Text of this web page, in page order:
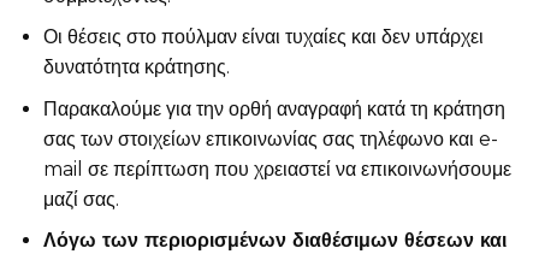
Οι θέσεις στο πούλμαν είναι τυχαίες και δεν υπάρχει
δυνατότητα κράτησης.
Παρακαλούμε για την ορθή αναγραφή κατά τη κράτηση
σας των στοιχείων επικοινωνίας σας τηλέφωνο και e-
mail σε περίπτωση που χρειαστεί να επικοινωνήσουμε
μαζί σας.
Λόγω των περιορισμένων διαθέσιμων θέσεων και